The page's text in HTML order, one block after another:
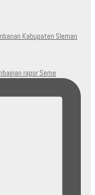
Kabupaten Sleman
rapor Seme